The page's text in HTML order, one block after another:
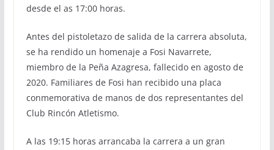
desde el as 17:00 horas.
Antes del pistoletazo de salida de la carrera absoluta,
se ha rendido un homenaje a Fosi Navarrete,
miembro de la Peña Azagresa, fallecido en agosto de
2020. Familiares de Fosi han recibido una placa
conmemorativa de manos de dos representantes del
Club Rincón Atletismo.
A las 19:15 horas arrancaba la carrera a un gran